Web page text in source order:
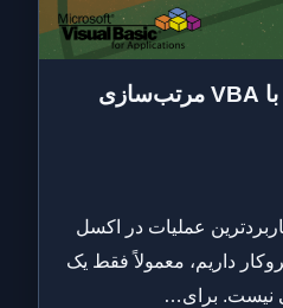
چگونه داده‌ها را در اکسل با VBA مرتب‌سازی
عملیات در اکسل
داریم، معمولاً فقط یک
نیست. برای…